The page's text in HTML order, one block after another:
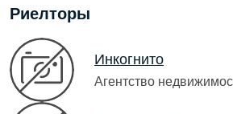
Риелторы
Инкогнито
Агентство